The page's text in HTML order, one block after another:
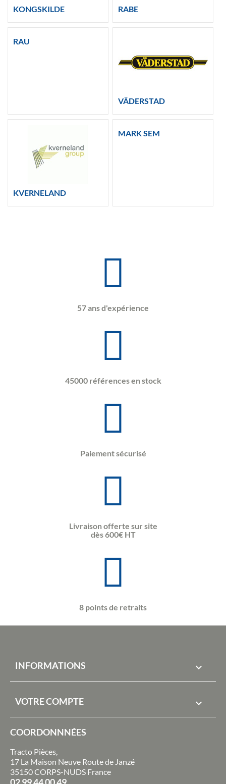
KONGSKILDE RABE
RAU
VÄDERSTAD
KVERNELAND
MARK SEM
57 ans d'expérience
45000 références en stock
Paiement sécurisé
Livraison offerte sur site
dès 600€ HT
8 points de retraits
INFORMATIONS 
VOTRE COMPTE 
COORDONNNÉES
Tracto Pièces,
17 La Maison Neuve Route de Janzé
35150 CORPS-NUDS France